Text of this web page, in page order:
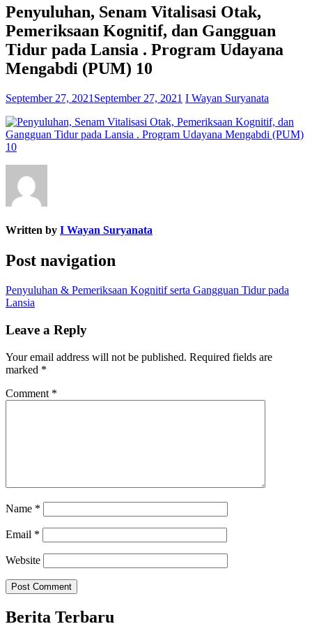
Penyuluhan, Senam Vitalisasi Otak,
Pemeriksaan Kognitif, dan Gangguan
Tidur pada Lansia . Program Udayana
Mengabdi (PUM) 10
September 27, 2021 September 27, 2021 I Wayan Suryanata
Written by I Wayan Suryanata
Post navigation
Penyuluhan & Pemeriksaan Kognitif serta Gangguan Tidur pada
Lansia
Leave a Reply
Your email address will not be published. Required fields are
marked *
Comment *
Name *
Email *
Website
Berita Terbaru